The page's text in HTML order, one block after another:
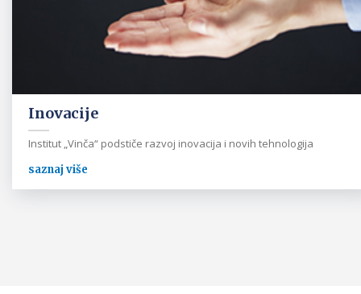
Inovacije
Institut „Vinča“ podstiče razvoj inovacija i novih tehnologija
saznaj više